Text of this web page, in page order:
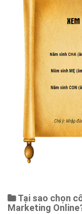
Tại sao chọn
Marketing